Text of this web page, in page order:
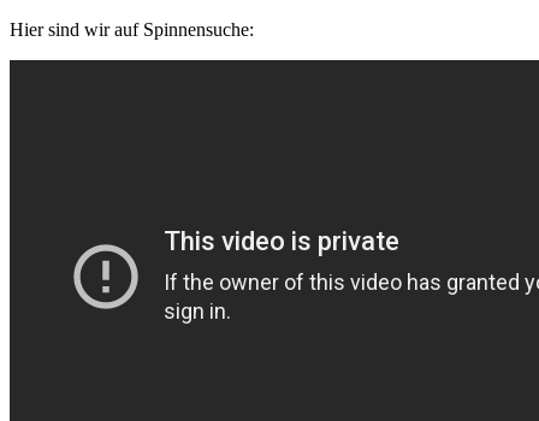
Hier sind wir auf Spinnensuche: